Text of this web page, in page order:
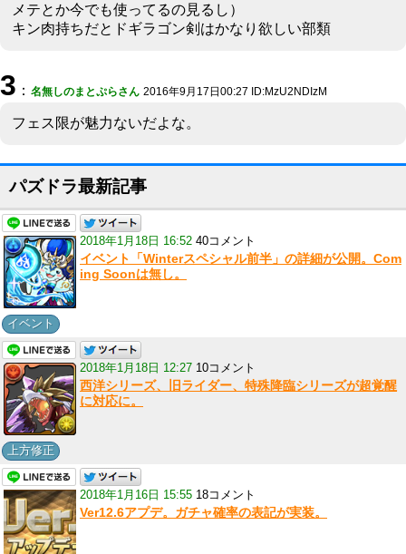
メテとか今でも使ってるの見るし）
キン肉持ちだとドギラゴン剣はかなり欲しい部類
3 ： 名無しのまとぷらさん 2016年9月17日00:27 ID:MzU2NDIzM
フェス限が魅力ないだよな。
パズドラ最新記事
2018年1月18日 16:52 40コメント
イベント「Winterスペシャル前半」の詳細が公開。Com
ing Soonは無し。
イベント
2018年1月18日 12:27 10コメント
西洋シリーズ、旧ライダー、特殊降臨シリーズが超覚醒
に対応に。
上方修正
2018年1月16日 15:55 18コメント
Ver12.6アプデ。ガチャ確率の表記が実装。